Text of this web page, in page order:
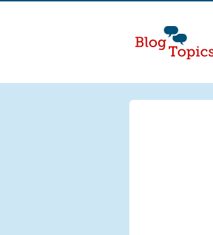
Blog Topics
Nav